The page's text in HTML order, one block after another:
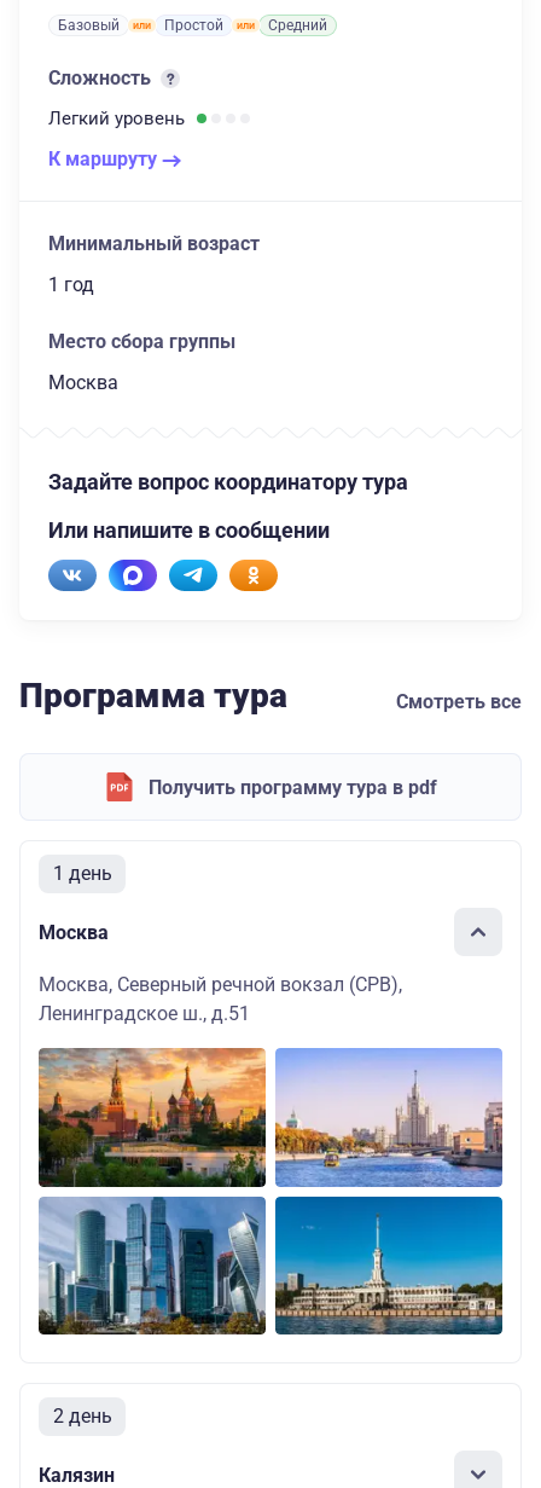
Базовый Простой Средний
Сложность
Легкий уровень
К маршруту
Минимальный возраст
1 год
Место сбора группы
Москва
Задайте вопрос координатору тура
Или напишите в сообщении
Программа тура Смотреть все
Получить программу тура в pdf
1 день
Москва
Москва, Северный речной вокзал (СРВ),
Ленинградское ш., д.51
2 день
Калязин